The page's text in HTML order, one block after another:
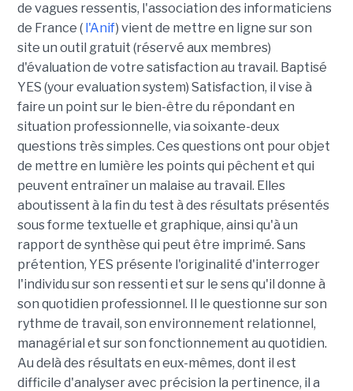
de vagues ressentis, l'association des informaticiens
de France (l'Anif) vient de mettre en ligne sur son
site un outil gratuit (réservé aux membres)
d'évaluation de votre satisfaction au travail. Baptisé
YES (your evaluation system) Satisfaction, il vise à
faire un point sur le bien-être du répondant en
situation professionnelle, via soixante-deux
questions très simples. Ces questions ont pour objet
de mettre en lumière les points qui pêchent et qui
peuvent entraîner un malaise au travail. Elles
aboutissent à la fin du test à des résultats présentés
sous forme textuelle et graphique, ainsi qu'à un
rapport de synthèse qui peut être imprimé. Sans
prétention, YES présente l'originalité d'interroger
l'individu sur son ressenti et sur le sens qu'il donne à
son quotidien professionnel. Il le questionne sur son
rythme de travail, son environnement relationnel,
managérial et sur son fonctionnement au quotidien.
Au delà des résultats en eux-mêmes, dont il est
difficile d'analyser avec précision la pertinence, il a